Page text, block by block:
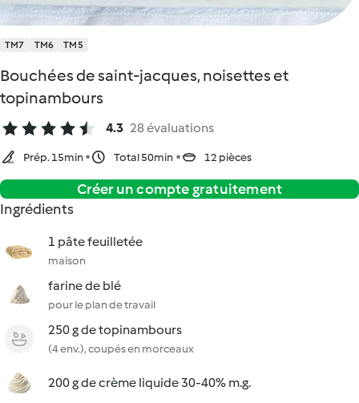
TM7 TM6 TM5
Bouchées de saint-jacques, noisettes et
topinambours
4.3 28 évaluations
Prép. 15min Total 50min 12 pièces
Créer un compte gratuitement
Ingrédients
1 pâte feuilletée
maison
farine de blé
pour le plan de travail
250 g de topinambours
(4 env.), coupés en morceaux
200 g de crème liquide 30-40% m.g.